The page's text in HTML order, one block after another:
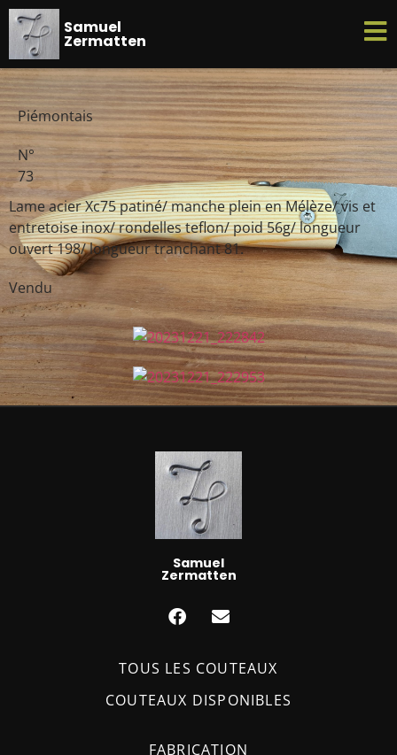
Samuel
Zermatten
Piémontais
N°
73
Lame acier Xc75 patiné/ manche plein en Mélèze/ vis et
entretoise inox/ rondelles teflon/ poid 56g/ longueur
ouvert 198/ longueur tranchant 81.
Vendu
Samuel
Zermatten
TOUS LES COUTEAUX
COUTEAUX DISPONIBLES
FABRICATION